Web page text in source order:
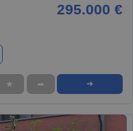
295.000 €
★ ➦ ➜